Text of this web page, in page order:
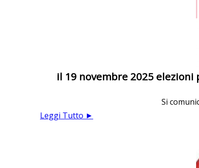
il 19 novembre 2025
Si
Leggi Tutto ►